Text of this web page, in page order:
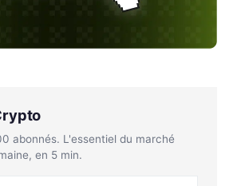
abonnés. L'essentiel du marché
en 5 min.